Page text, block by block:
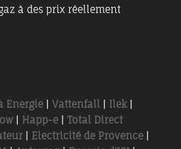
à des prix réellement
Energie| Vattenfall Ilek|
| Happ-e| Total Direct
| Electricité de Provence|